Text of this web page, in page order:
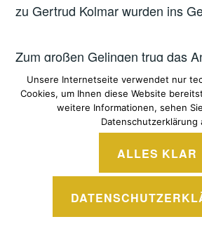
zu Gertrud Kolmar wurden ins
Zum großen Gelingen trug das
diversen Getränken, Kaffee &
Bürgerhaus-Vereins ebenso wie
Unterstützung durch die
bei, denen allen
gebührt.
Unsere Internetseite verwendet nur
Cookies, um Ihnen diese Website
weitere Informationen, sehen
Datenschutzerklärung
ALLES KLAR